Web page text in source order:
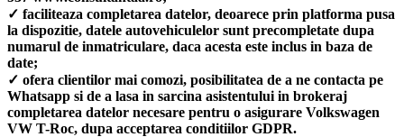
✓ faciliteaza completarea datelor, deoarece prin platforma pusa
la dispozitie, datele autovehiculelor sunt precompletate dupa
numarul de inmatriculare, daca acesta este inclus in baza de
date;
✓ ofera clientilor mai comozi, posibilitatea de a ne contacta pe
Whatsapp si de a lasa in sarcina asistentului in brokeraj
completarea datelor necesare pentru o asigurare Volkswagen
VW T-Roc, dupa acceptarea conditiilor GDPR.